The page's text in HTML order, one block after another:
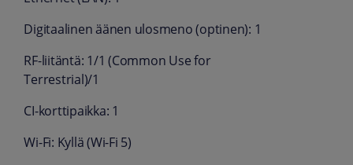
Digitaalinen äänen ulosmeno (optinen): 1
RF-liitäntä: 1/1 (Common Use for
Terrestrial)/1
CI-korttipaikka: 1
Wi-Fi: Kyllä (Wi-Fi 5)